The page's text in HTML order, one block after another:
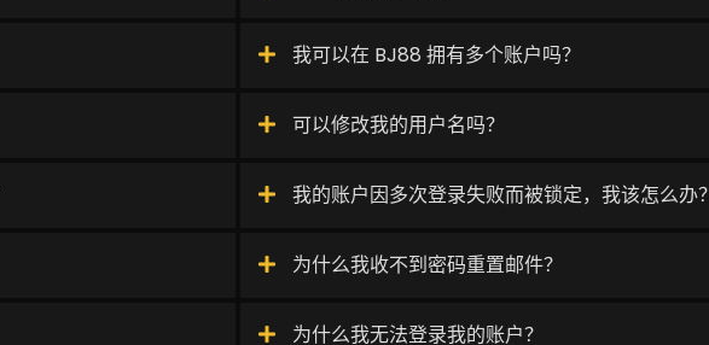
我可以在 BJ88 拥有多个账户吗？
可以修改我的用户名吗？
我的账户因多次登录失败而被锁定，我该怎么办？
为什么我收不到密码重置邮件？
为什么我无法登录我的账户？